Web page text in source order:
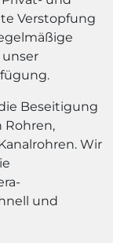
Verstopfung
Beseitigung
Rohren,
Wir
und